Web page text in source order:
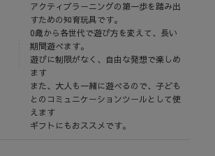
アクティブラーニングの第一歩を踏み出
すための知育玩具です。
0歳から各世代で遊び方を変えて、長い
期間遊べます。
遊びに制限がなく、自由な発想で楽しめ
ます
また、大人も一緒に遊べるので、子ども
とのコミュニケーションツールとして使
えます
ギフトにもおススメです。